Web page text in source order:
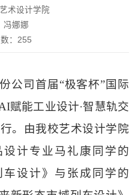
术设计学院
冯娜娜
： 255
公司首届“极客杯”国际
赋能工业设计·智慧轨交
。由我校艺术设计学院
计专业马礼康同学的
设计》与张成同学的